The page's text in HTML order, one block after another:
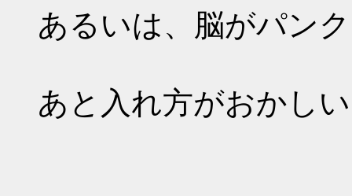
あるいは、脳がパン
あと入れ方がおかし